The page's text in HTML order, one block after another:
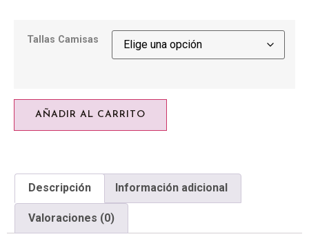
Tallas Camisas
AÑADIR AL CARRITO
Descripción Información adicional
Valoraciones (0)